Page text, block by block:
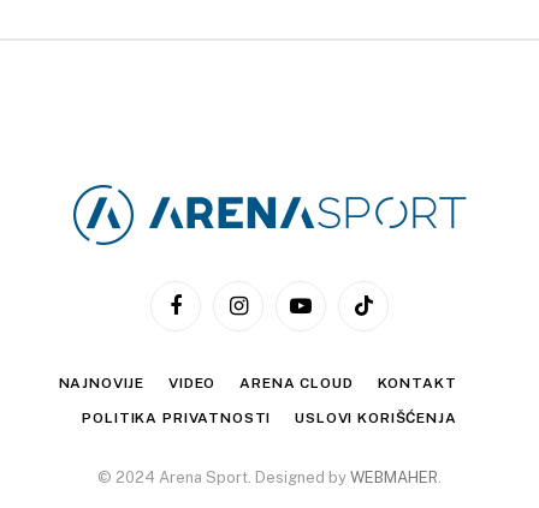
FacebookInstagramYouTubeTikTok
NAJNOVIJE VIDEO ARENA CLOUD KONTAKT
POLITIKA PRIVATNOSTI USLOVI KORIŠĆENJA
© 2024 Arena Sport. Designed by WEBMAHER.